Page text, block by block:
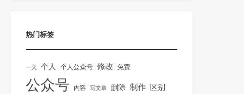
热门标签
一天 个人 个人公众号 修改 免费
公众号 内容 写文章 删除 制作 区别